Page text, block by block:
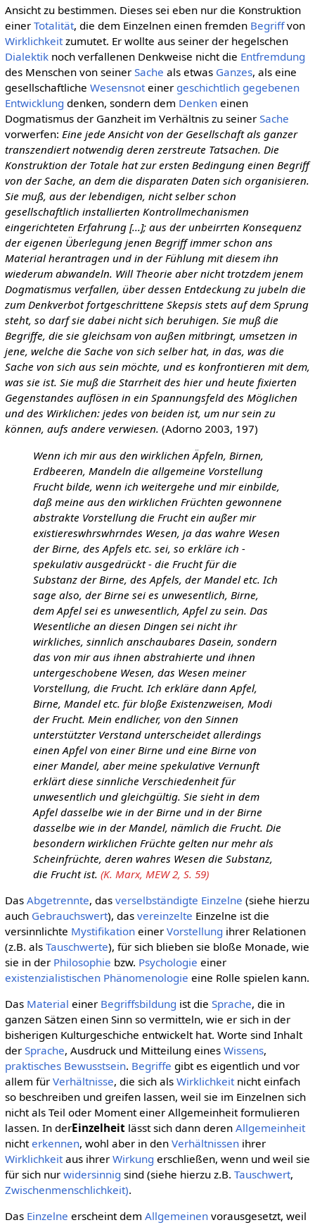
Ansicht zu bestimmen. Dieses sei eben nur die Konstruktion
einer Totalität, die dem Einzelnen einen fremden Begriffvon
Wirklichkeitzumutet. Er wollte aus seiner der hegelschen
Dialektiknoch verfallenen Denkweise nicht die Entfremdung
des Menschen von seiner Sache als etwas Ganzes, als eine
gesellschaftliche Wesensnoteiner geschichtlich gegebenen
Entwicklung denken, sondern dem Denkeneinen
Dogmatismus der Ganzheit im Verhältnis zu seiner Sache
vorwerfen: Eine jede Ansicht von der Gesellschaft als ganzer
transzendiert notwendig deren zerstreute Tatsachen. Die
Konstruktion der Totale hat zur ersten Bedingung einen Begriff
von der Sache, an dem die disparaten Daten sich organisieren.
Sie muß, aus der lebendigen, nicht selber schon
gesellschaftlich installierten Kontrollmechanismen
eingerichteten Erfahrung [...]; aus der unbeirrten Konsequenz
der eigenen Überlegung jenen Begriff immer schon ans
Material herantragen und in der Fühlung mit diesem ihn
wiederum abwandeln. Will Theorie aber nicht trotzdem jenem
Dogmatismus verfallen, über dessen Entdeckung zu jubeln die
zum Denkverbot fortgeschrittene Skepsis stets auf dem Sprung
steht, so darf sie dabei nicht sich beruhigen. Sie muß die
Begriffe, die sie gleichsam von außen mitbringt, umsetzen in
jene, welche die Sache von sich selber hat, in das, was die
Sache von sich aus sein möchte, und es konfrontieren mit dem,
was sie ist. Sie muß die Starrheit des hier und heute fixierten
Gegenstandes auflösen in ein Spannungsfeld des Möglichen
und des Wirklichen: jedes von beiden ist, um nur sein zu
können, aufs andere verwiesen. (Adorno 2003, 197)
Wenn ich mir aus den wirklichen Äpfeln, Birnen,
Erdbeeren, Mandeln die allgemeine Vorstellung
Frucht bilde, wenn ich weitergehe und mir einbilde,
daß meine aus den wirklichen Früchten gewonnene
abstrakte Vorstellung die Frucht ein außer mir
existiereswhrswhrndes Wesen, ja das wahre Wesen
der Birne, des Apfels etc. sei, so erkläre ich -
spekulativ ausgedrückt - die Frucht für die
Substanz der Birne, des Apfels, der Mandel etc. Ich
sage also, der Birne sei es unwesentlich, Birne,
dem Apfel sei es unwesentlich, Apfel zu sein. Das
Wesentliche an diesen Dingen sei nicht ihr
wirkliches, sinnlich anschaubares Dasein, sondern
das von mir aus ihnen abstrahierte und ihnen
untergeschobene Wesen, das Wesen meiner
Vorstellung, die Frucht. Ich erkläre dann Apfel,
Birne, Mandel etc. für bloße Existenzweisen, Modi
der Frucht. Mein endlicher, von den Sinnen
unterstützter Verstand unterscheidet allerdings
einen Apfel von einer Birne und eine Birne von
einer Mandel, aber meine spekulative Vernunft
erklärt diese sinnliche Verschiedenheit für
unwesentlich und gleichgültig. Sie sieht in dem
Apfel dasselbe wie in der Birne und in der Birne
dasselbe wie in der Mandel, nämlich die Frucht. Die
besondern wirklichen Früchte gelten nur mehr als
Scheinfrüchte, deren wahres Wesen die Substanz,
die Frucht ist. (K. Marx, MEW 2, S. 59)
Das Abgetrennte, das verselbständigte Einzelne (siehe hierzu
auch Gebrauchswert), das vereinzelte Einzelne ist die
versinnlichte Mystifikationeiner Vorstellung ihrer Relationen
(z.B. als Tauschwerte), für sich blieben sie bloße Monade, wie
sie in der Philosophie bzw. Psychologie einer
existenzialistischen Phänomenologie eine Rolle spielen kann.
Das Material einer Begriffsbildung ist die Sprache, die in
ganzen Sätzen einen Sinn so vermitteln, wie er sich in der
bisherigen Kulturgeschiche entwickelt hat. Worte sind Inhalt
der Sprache, Ausdruck und Mitteilung eines Wissens,
praktisches Bewusstsein. Begriffe gibt es eigentlich und vor
allem für Verhältnisse, die sich als Wirklichkeitnicht einfach
so beschreiben und greifen lassen, weil sie im Einzelnen sich
nicht als Teil oder Moment einer Allgemeinheit formulieren
lassen. In derEinzelheitlässt sich dann deren Allgemeinheit
nichterkennen, wohl aber in den Verhältnissenihrer
Wirklichkeitaus ihrer Wirkung erschließen, wenn und weil sie
für sich nur widersinnig sind (siehe hierzu z.B. Tauschwert,
Zwischenmenschlichkeit).
Das Einzelne erscheint dem Allgemeinenvorausgesetzt, weil